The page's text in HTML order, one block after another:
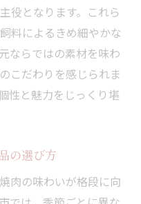
役となります。これら
料によるきめ細やかな
ならではの素材を味わ
こだわりを感じられま
性と魅力をじっくり堪
の選び方
肉の味わいが格段に向